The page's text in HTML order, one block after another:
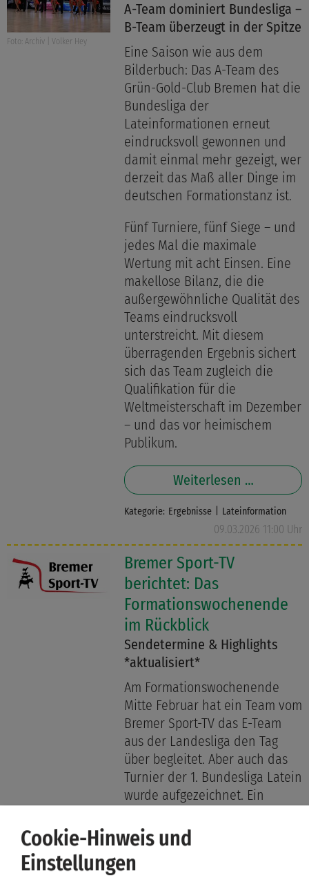
Foto: Archiv | Volker Hey
A-Team dominiert Bundesliga –
B-Team überzeugt in der Spitze
Eine Saison wie aus dem
Bilderbuch: Das A-Team des
Grün-Gold-Club Bremen hat die
Bundesliga der
Lateinformationen erneut
eindrucksvoll gewonnen und
damit einmal mehr gezeigt, wer
derzeit das Maß aller Dinge im
deutschen Formationstanz ist.
Fünf Turniere, fünf Siege – und
jedes Mal die maximale
Wertung mit acht Einsen. Eine
makellose Bilanz, die die
außergewöhnliche Qualität des
Teams eindrucksvoll
unterstreicht. Mit diesem
überragenden Ergebnis sichert
sich das Team zugleich die
Qualifikation für die
Weltmeisterschaft im Dezember
– und das vor heimischem
Publikum.
Weiterlesen …
Kategorie: Ergebnisse Lateinformation
09.03.2026 11:00 Uhr
Bremer Sport-TV
berichtet: Das
Formationswochenende
im Rückblick
Sendetermine & Highlights
*aktualisiert*
Am Formationswochenende
Mitte Februar hat ein Team vom
Bremer Sport-TV das E-Team
aus der Landesliga den Tag
über begleitet. Aber auch das
Turnier der 1. Bundesliga Latein
wurde aufgezeichnet. Ein
kommenden Sendungen ist
auch die Ehrung von Malte
Domsky. Malte wird als
Cookie-Hinweis und
Einstellungen